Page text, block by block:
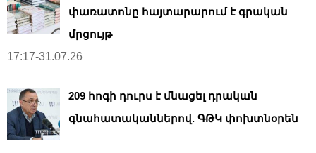
փառատոնը հայտարարում է գրական
մրցույթ
17:17-31.07.26
209 հոգի դուրս է մնացել դրական
գնահատականներով. ԳԹԿ փոխտնօրեն